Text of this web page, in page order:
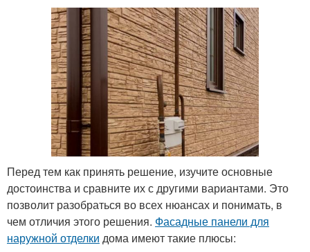
Перед тем как принять решение, изучите основные
достоинства и сравните их с другими вариантами. Это
позволит разобраться во всех нюансах и понимать, в
чем отличия этого решения. Фасадные панели для
наружной отделки дома имеют такие плюсы: